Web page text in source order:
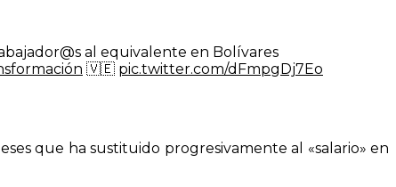
al equivalente en Bolívares
🇻🇪 pic.twitter.com/dFmpgDj7Eo
que ha sustituido progresivamente al «salario» en